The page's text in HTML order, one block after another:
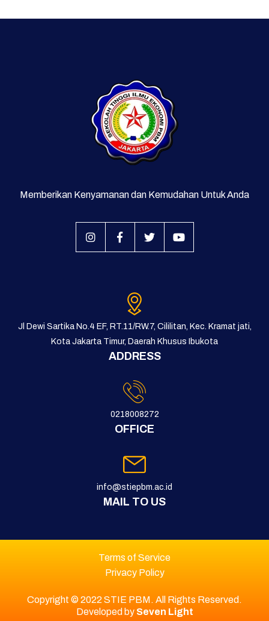
Memberikan Kenyamanan dan Kemudahan Untuk Anda
Jl Dewi Sartika No.4 EF, RT.11/RW.7, Cililitan, Kec. Kramat jati,
Kota Jakarta Timur, Daerah Khusus Ibukota
ADDRESS
0218008272
OFFICE
info@stiepbm.ac.id
MAIL TO US
Terms of Service
Privacy Policy
Copyright © 2022 STIE PBM. All Rights Reserved.
Developed by Seven Light